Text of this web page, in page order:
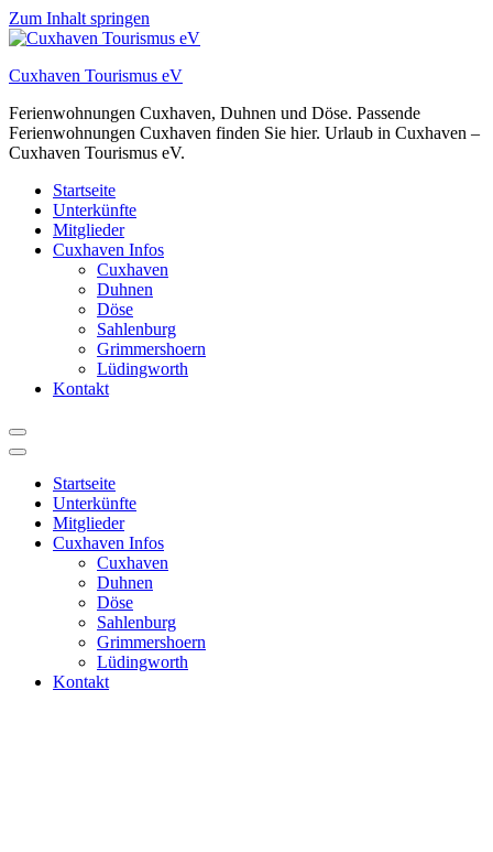
Zum Inhalt springen
Cuxhaven Tourismus eV
Ferienwohnungen Cuxhaven, Duhnen und Döse. Passende
Ferienwohnungen Cuxhaven finden Sie hier. Urlaub in Cuxhaven –
Cuxhaven Tourismus eV.
Startseite
Unterkünfte
Mitglieder
Cuxhaven Infos
Cuxhaven
Duhnen
Döse
Sahlenburg
Grimmershoern
Lüdingworth
Kontakt
Startseite
Unterkünfte
Mitglieder
Cuxhaven Infos
Cuxhaven
Duhnen
Döse
Sahlenburg
Grimmershoern
Lüdingworth
Kontakt